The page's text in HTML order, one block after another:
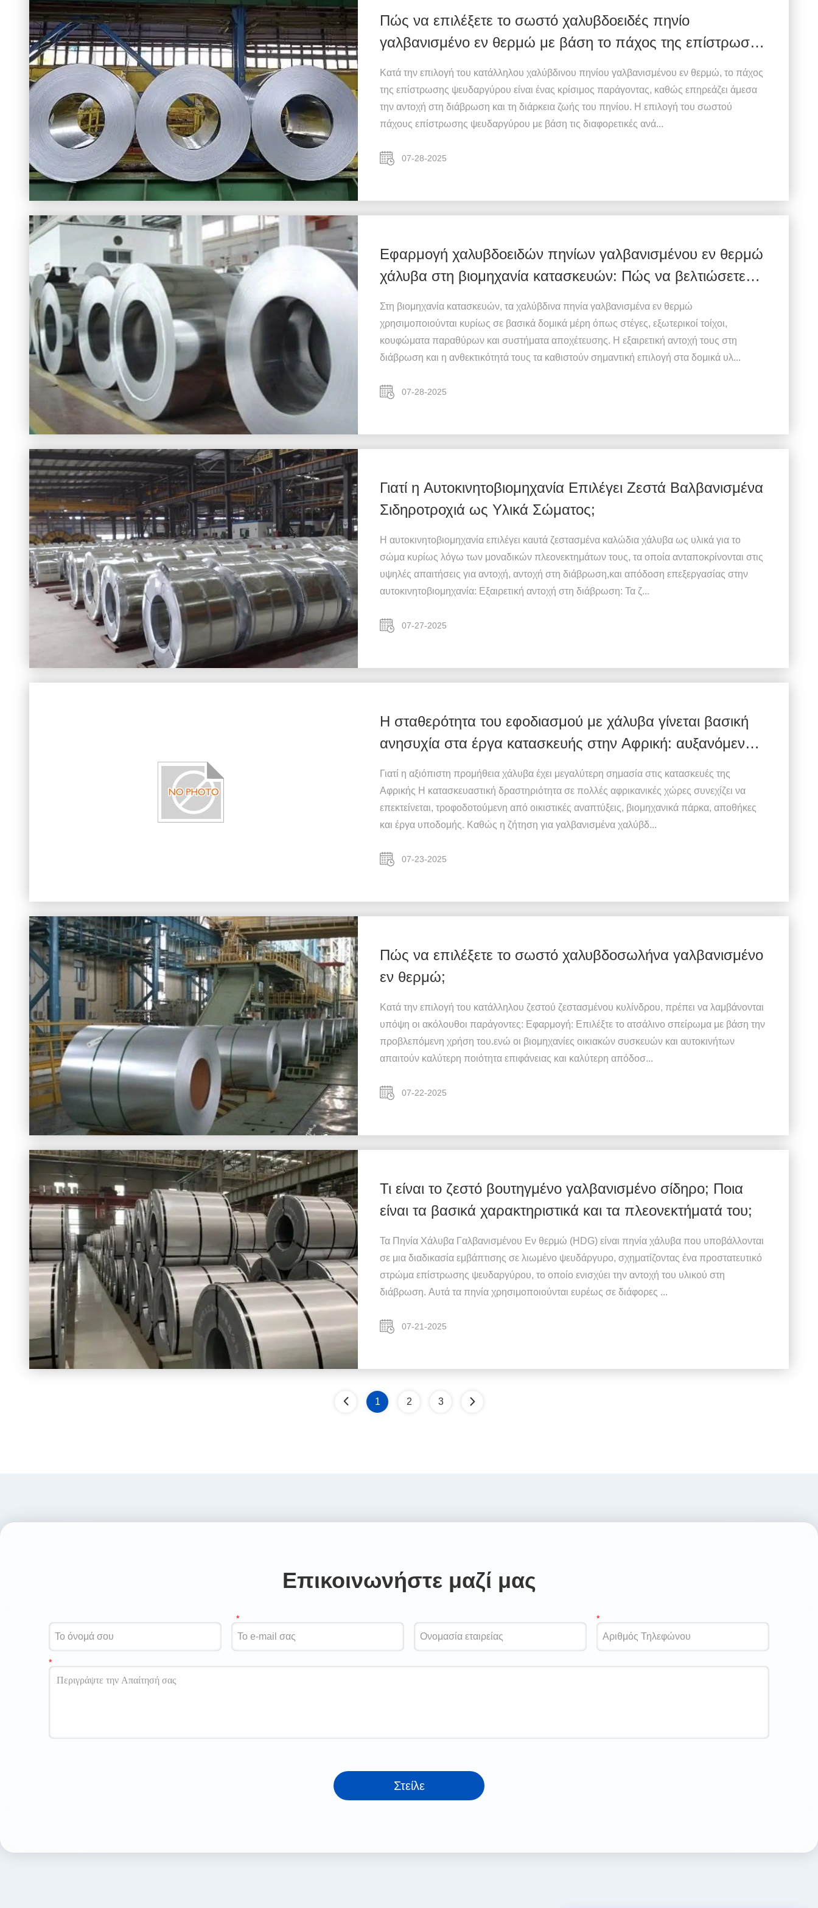
Πώς να επιλέξετε το σωστό χαλυβδοειδές πηνίο
γαλβανισμένο εν θερμώ με βάση το πάχος της επίστρωσης
ψευδαργύρου;
Κατά την επιλογή του κατάλληλου χαλύβδινου πηνίου γαλβανισμένου εν θερμώ, το πάχος
της επίστρωσης ψευδαργύρου είναι ένας κρίσιμος παράγοντας, καθώς επηρεάζει άμεσα
την αντοχή στη διάβρωση και τη διάρκεια ζωής του πηνίου. Η επιλογή του σωστού
πάχους επίστρωσης ψευδαργύρου με βάση τις διαφορετικές ανά...
07-28-2025
Εφαρμογή χαλυβδοειδών πηνίων γαλβανισμένου εν θερμώ
χάλυβα στη βιομηχανία κατασκευών: Πώς να βελτιώσετε
την αντοχή στη διάβρωση και την ανθεκτικότητα;
Στη βιομηχανία κατασκευών, τα χαλύβδινα πηνία γαλβανισμένα εν θερμώ
χρησιμοποιούνται κυρίως σε βασικά δομικά μέρη όπως στέγες, εξωτερικοί τοίχοι,
κουφώματα παραθύρων και συστήματα αποχέτευσης. Η εξαιρετική αντοχή τους στη
διάβρωση και η ανθεκτικότητά τους τα καθιστούν σημαντική επιλογή στα δομικά υλ...
07-28-2025
Γιατί η Αυτοκινητοβιομηχανία Επιλέγει Ζεστά Βαλβανισμένα
Σιδηροτροχιά ως Υλικά Σώματος;
Η αυτοκινητοβιομηχανία επιλέγει καυτά ζεστασμένα καλώδια χάλυβα ως υλικά για το
σώμα κυρίως λόγω των μοναδικών πλεονεκτημάτων τους, τα οποία ανταποκρίνονται στις
υψηλές απαιτήσεις για αντοχή, αντοχή στη διάβρωση,και απόδοση επεξεργασίας στην
αυτοκινητοβιομηχανία: Εξαιρετική αντοχή στη διάβρωση: Τα ζ...
07-27-2025
Η σταθερότητα του εφοδιασμού με χάλυβα γίνεται βασική
ανησυχία στα έργα κατασκευής στην Αφρική: αυξανόμενη
ζήτηση για έλεγχο ποιότητας στην προμήθεια
γαλβανισμένου χάλυβα
Γιατί η αξιόπιστη προμήθεια χάλυβα έχει μεγαλύτερη σημασία στις κατασκευές της
Αφρικής Η κατασκευαστική δραστηριότητα σε πολλές αφρικανικές χώρες συνεχίζει να
επεκτείνεται, τροφοδοτούμενη από οικιστικές αναπτύξεις, βιομηχανικά πάρκα, αποθήκες
και έργα υποδομής. Καθώς η ζήτηση για γαλβανισμένα χαλύβδ...
07-23-2025
Πώς να επιλέξετε το σωστό χαλυβδοσωλήνα γαλβανισμένο
εν θερμώ;
Κατά την επιλογή του κατάλληλου ζεστού ζεστασμένου κυλίνδρου, πρέπει να λαμβάνονται
υπόψη οι ακόλουθοι παράγοντες: Εφαρμογή: Επιλέξτε το ατσάλινο σπείρωμα με βάση την
προβλεπόμενη χρήση του.ενώ οι βιομηχανίες οικιακών συσκευών και αυτοκινήτων
απαιτούν καλύτερη ποιότητα επιφάνειας και καλύτερη απόδοσ...
07-22-2025
Τι είναι το ζεστό βουτηγμένο γαλβανισμένο σίδηρο; Ποια
είναι τα βασικά χαρακτηριστικά και τα πλεονεκτήματά του;
Τα Πηνία Χάλυβα Γαλβανισμένου Εν θερμώ (HDG) είναι πηνία χάλυβα που υποβάλλονται
σε μια διαδικασία εμβάπτισης σε λιωμένο ψευδάργυρο, σχηματίζοντας ένα προστατευτικό
στρώμα επίστρωσης ψευδαργύρου, το οποίο ενισχύει την αντοχή του υλικού στη
διάβρωση. Αυτά τα πηνία χρησιμοποιούνται ευρέως σε διάφορες ...
07-21-2025
1 2 3
Επικοινωνήστε μαζί μας
Στείλε